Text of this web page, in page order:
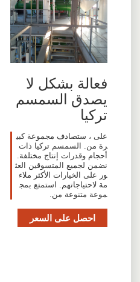
فعالة بشكل لا
يصدق السمسم
تركيا
على ، ستصادف مجموعة كبي
رة من. السمسم تركيا ذات
أحجام وقدرات إنتاج مختلفة.
نضمن لجميع المتسوقين العث
ور على الخيارات الأكثر ملاء
مة لاحتياجاتهم. استمتع بمج
موعة متنوعة من.
احصل على السعر